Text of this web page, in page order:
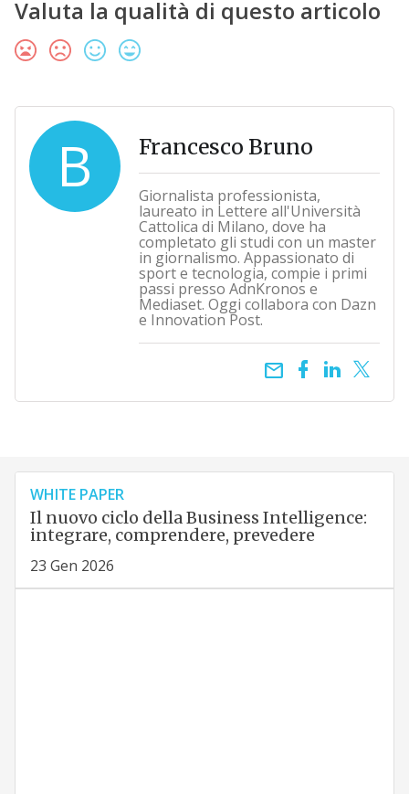
Valuta la qualità di questo articolo
B Francesco Bruno
Giornalista professionista,
laureato in Lettere all'Università
Cattolica di Milano, dove ha
completato gli studi con un master
in giornalismo. Appassionato di
sport e tecnologia, compie i primi
passi presso AdnKronos e
Mediaset. Oggi collabora con Dazn
e Innovation Post.
email
WHITE PAPER
Il nuovo ciclo della Business Intelligence:
integrare, comprendere, prevedere
23 Gen 2026